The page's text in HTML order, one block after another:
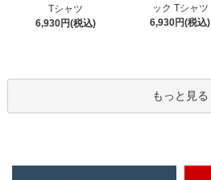
Tシャツ
6,930円(税込)
ック Tシャツ
6,930円(税込)
もっと見る